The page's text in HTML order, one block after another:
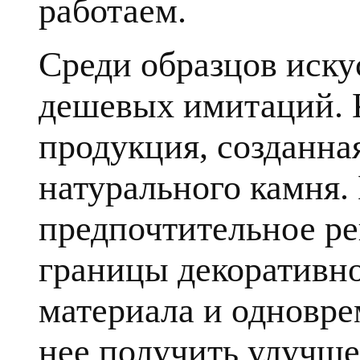
работаем.
Среди образцов
дешевых имитаций.
продукция,
натурального
предпочтительное
границы
материала и
нее получить